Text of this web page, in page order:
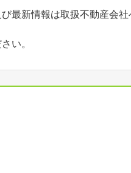
最新情報は取扱不動産会
い。